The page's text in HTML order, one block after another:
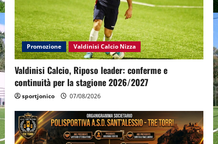
Promozione Valdinisi Calcio Nizza
Valdinisi Calcio, Riposo leader: conferme e
continuità per la stagione 2026/2027
sportjonico 07/08/2026